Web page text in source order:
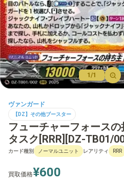
【D】デッキなど
【DPR】PRカード
1/1
ヴァンガード
【DZ】その他ブースター
フューチャーフォース
タスク[RRR][DZ-TB01/
カード種別 ノーマルユニット レアリティ RRR
買取価格¥600